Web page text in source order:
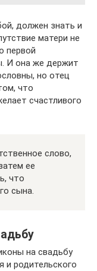
должен знать и
матери не
первой
И она же держит
но отец
что
счастливого
слово,
ее
что
сына.
на свадьбу
и родительского